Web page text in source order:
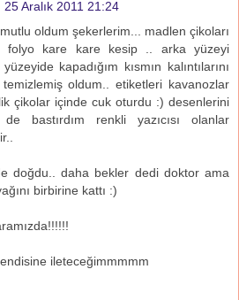
25 Aralık 2011 21:24
oldum şekerlerim... madlen çikoları
folyo kare kare kesip .. arka yüzeyi
kapadığım kısmın kalıntılarını
temizlemiş oldum.. etiketleri kavanozlar
çikolar içinde cuk oturdu :) desenlerini
bastırdım renkli yazıcısı olanlar
doğdu.. daha bekler dedi doktor ama
birbirine kattı :)
ileteceğimmmmm